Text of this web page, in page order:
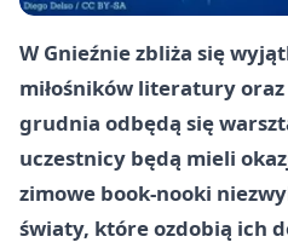
W Gnieźnie zbliża się
miłośników literatury
grudnia odbędą się
uczestnicy będą mieli
zimowe book-nooki
światy, które ozdobią ich